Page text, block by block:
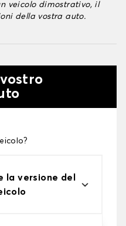
veicolo dimostrativo, il
della vostra auto.
la versione del